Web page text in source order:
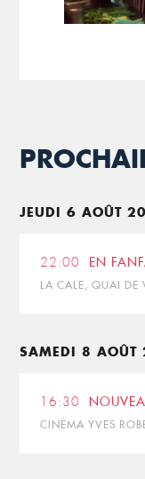
JEUDI 6 AOÛT
22:00 EN
LA CALE, QUAI DE
SAMEDI 8 AOÛT
16:30
CINÉMA YVES